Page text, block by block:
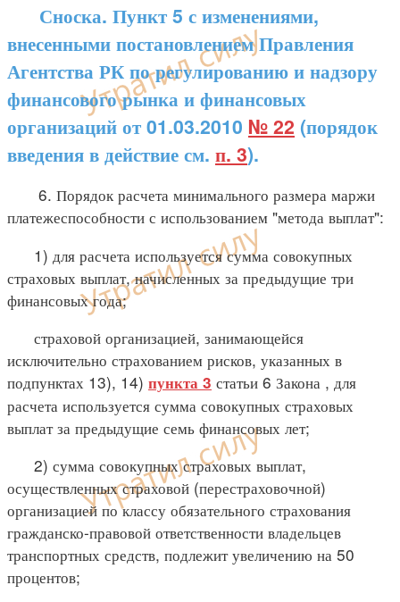
Сноска. Пункт 5 с изменениями,
внесенными постановлением Правления
Агентства РК по регулированию и надзору
финансового рынка и финансовых
организаций от 01.03.2010 № 22 (порядок
введения в действие см. п. 3).
6. Порядок расчета минимального размера маржи
платежеспособности с использованием "метода выплат":
1) для расчета используется сумма совокупных
страховых выплат, начисленных за предыдущие три
финансовых года;
страховой организацией, занимающейся
исключительно страхованием рисков, указанных в
подпунктах 13), 14) пункта 3 статьи 6 Закона , для
расчета используется сумма совокупных страховых
выплат за предыдущие семь финансовых лет;
2) сумма совокупных страховых выплат,
осуществленных страховой (перестраховочной)
организацией по классу обязательного страхования
гражданско-правовой ответственности владельцев
транспортных средств, подлежит увеличению на 50
процентов;